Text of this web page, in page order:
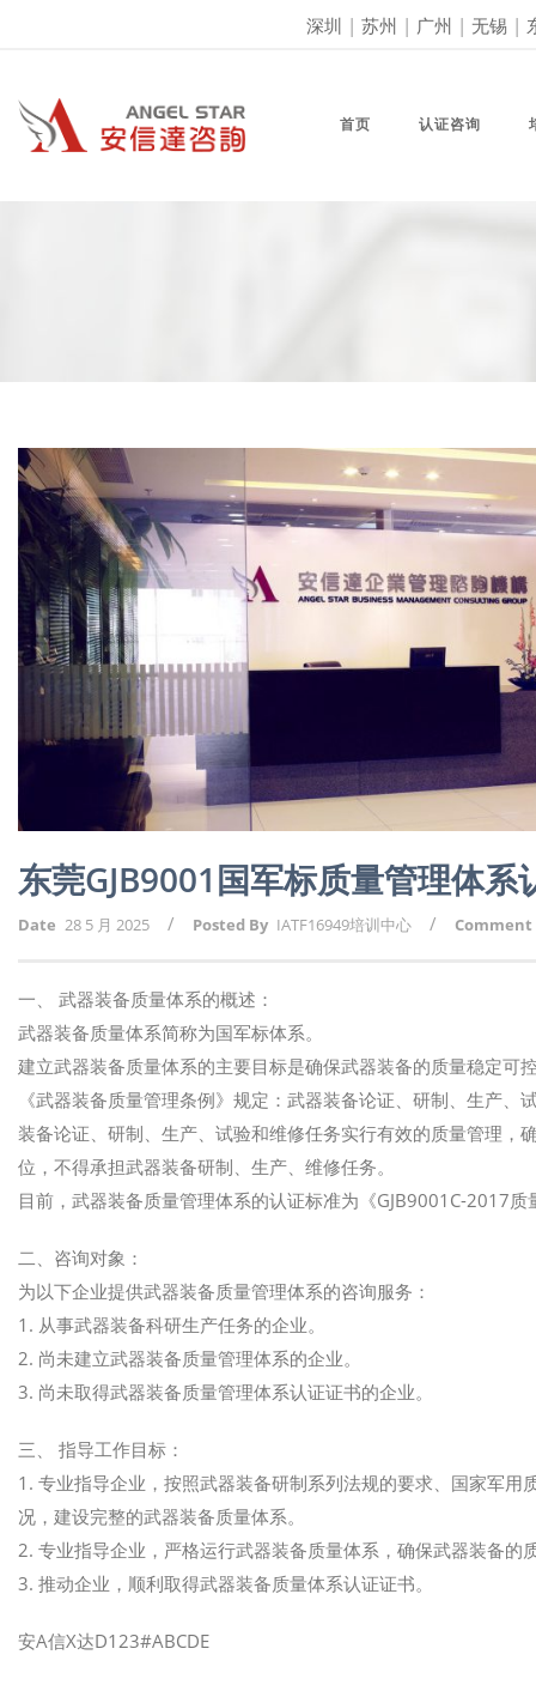
深圳 | 苏州 | 广州 | 无锡 |
首页 认证咨询
东莞GJB9001国军标质量管理体系
Date 28 5 月 2025 / Posted By IATF16949培训中心 / Comment
一、 武器装备质量体系的概述：
武器装备质量体系简称为国军标体系。
建立武器装备质量体系的主要目标是确保武器装备的质量稳定可
《武器装备质量管理条例》规定：武器装备论证、研制、生产
装备论证、研制、生产、试验和维修任务实行有效的质量管理，
位，不得承担武器装备研制、生产、维修任务。
目前，武器装备质量管理体系的认证标准为《GJB9001C-2017
二、咨询对象：
为以下企业提供武器装备质量管理体系的咨询服务：
1. 从事武器装备科研生产任务的企业。
2. 尚未建立武器装备质量管理体系的企业。
3. 尚未取得武器装备质量管理体系认证证书的企业。
三、 指导工作目标：
1. 专业指导企业，按照武器装备研制系列法规的要求、国家军
况，建设完整的武器装备质量体系。
2. 专业指导企业，严格运行武器装备质量体系，确保武器装备的
3. 推动企业，顺利取得武器装备质量体系认证证书。
安A信X达D123#ABCDE